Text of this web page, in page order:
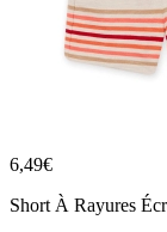
6,49€
Short À Rayures